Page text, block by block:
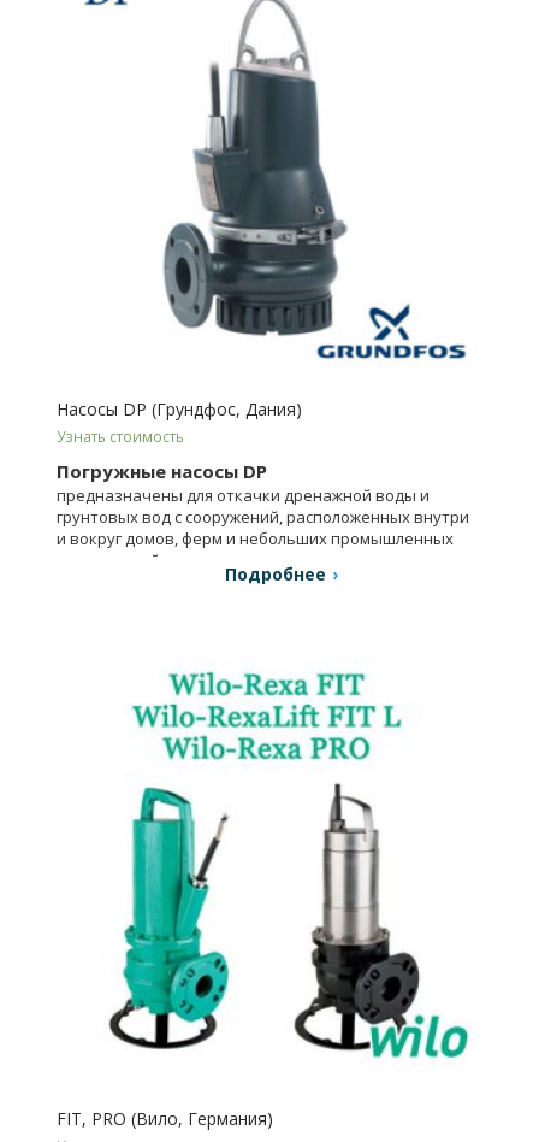
Насосы DP (Грундфос, Дания)
Узнать стоимость
Погружные насосы DP
предназначены для откачки дренажной воды и
грунтовых вод с сооружений, расположенных внутри
и вокруг домов, ферм и небольших промышленных
предприятий.
Подробнее
FIT, PRO (Вило, Германия)